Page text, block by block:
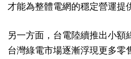
才能為整體電網的穩定營運提
另一方面，台電陸續推出小額
台灣綠電市場逐漸浮現更多零